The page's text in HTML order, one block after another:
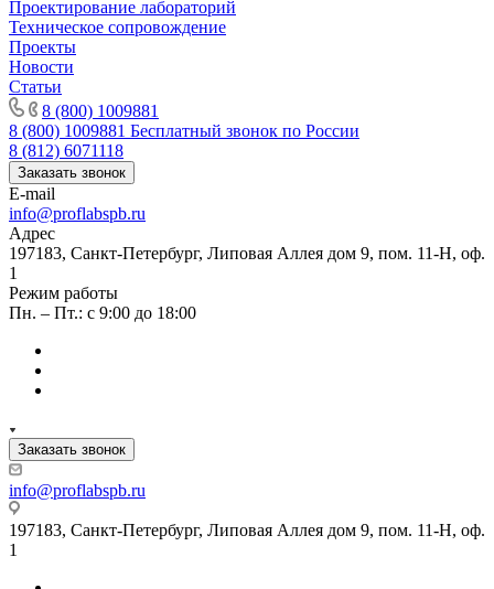
Проектирование лабораторий
Техническое сопровождение
Проекты
Новости
Статьи
8 (800) 1009881
8 (800) 1009881 Бесплатный звонок по России
8 (812) 6071118
Заказать звонок
E-mail
info@proflabspb.ru
Адрес
197183, Санкт-Петербург, Липовая Аллея дом 9, пом. 11-Н, оф.
1
Режим работы
Пн. – Пт.: с 9:00 до 18:00
Заказать звонок
info@proflabspb.ru
197183, Санкт-Петербург, Липовая Аллея дом 9, пом. 11-Н, оф.
1